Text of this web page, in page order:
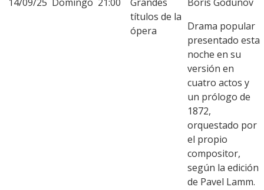
títulos de la
ópera
Drama popular
presentado esta
noche en su
versión en
cuatro actos y
un prólogo de
1872,
orquestado por
el propio
compositor,
según la edición
de Pavel Lamm.